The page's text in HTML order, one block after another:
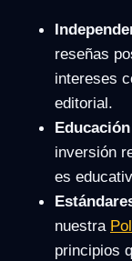
reseñas
intereses
editorial.
inversión
es
nuestra
principios